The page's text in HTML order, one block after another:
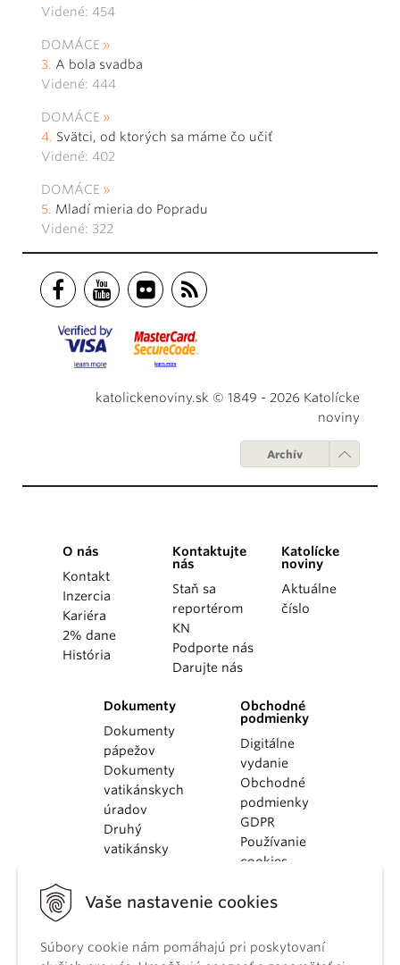
Vaše nastavenie cookies
Súbory cookie nám pomáhajú pri poskytovaní
Videné: 454
DOMÁCE
A bola svadba
Videné: 444
DOMÁCE
Svätci, od ktorých sa máme čo učiť
Videné: 402
DOMÁCE
Mladí mieria do Popradu
Videné: 322
katolickenoviny.sk © 1849 - 2026 Katolícke
noviny
Archív
O nás
Kontakt
Inzercia
Kariéra
2% dane
História
Kontaktujte
nás
Staň sa
reportérom
KN
Podporte nás
Darujte nás
Katolícke
noviny
Aktuálne
číslo
Dokumenty
Dokumenty
pápežov
Dokumenty
vatikánskych
úradov
Druhý
vatikánsky
KBS
kánonického
Obchodné
podmienky
Digitálne
vydanie
Obchodné
podmienky
GDPR
Používanie
cookies